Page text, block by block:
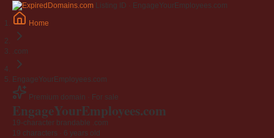
Listing ID · EngageYourEmployees.com
Home
.com
EngageYourEmployees.com
Premium domain · For sale
EngageYourEmployees.com
19-character brandable .com
19 characters · 6 years old